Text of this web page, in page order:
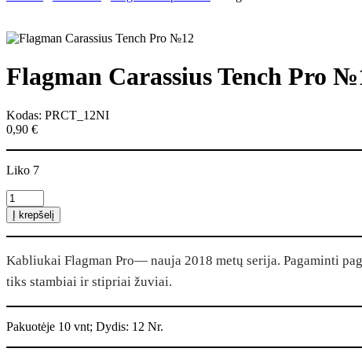
Flagman Carassius Tench Pro
Kodas: PRCT_12NI
0,90 €
Liko 7
produkto
kiekis:
Flagman
Carassius
Tench
Pro
№12
Į krepšelį
Kabliukai Flagman Pro— nauja 2018 metų serija. Pagaminti
tiks stambiai ir stipriai žuviai.
Pakuotėje 10 vnt; Dydis: 12 Nr.